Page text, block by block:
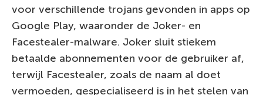
voor verschillende trojans gevonden in apps op
Google Play, waaronder de Joker- en
Facestealer-malware. Joker sluit stiekem
betaalde abonnementen voor de gebruiker af,
terwijl Facestealer, zoals de naam al doet
vermoeden, gespecialiseerd is in het stelen van